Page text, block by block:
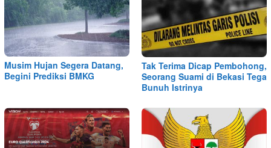
Musim Hujan Segera Datang,
Begini Prediksi BMKG
Tak Terima Dicap Pembohong,
Seorang Suami di Bekasi Tega
Bunuh Istrinya